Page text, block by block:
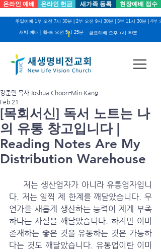
온라인 예배 온라인 헌금 새가족 등록 현장예배 접수
새벽 예배 | 월-토 오전 5시 25분
주일예배 1부 오전 7시 30분 | 2부 오전 9시 30분 | 3부 11시 30분 | 4부
금요예배 오후 7시 30분
[목회서신] 독서 노트는 나
의 유통 창고입니다 |
Reading Notes Are My
Distribution Warehouse
강준민 목사 Joshua Choon-Min Kang
Feb 21
저는 생산업자가 아니라 유통업자입니
다. 저는 일찍 제 한계를 깨달았습니다. 무
언가를 새롭게 생산하는 능력이 제게 부족
하다는 사실을 깨달았습니다. 하지만 이미
존재하는 좋은 것을 유통하는 것은 가능하
다는 것도 깨달았습니다. 유통업이란 이미